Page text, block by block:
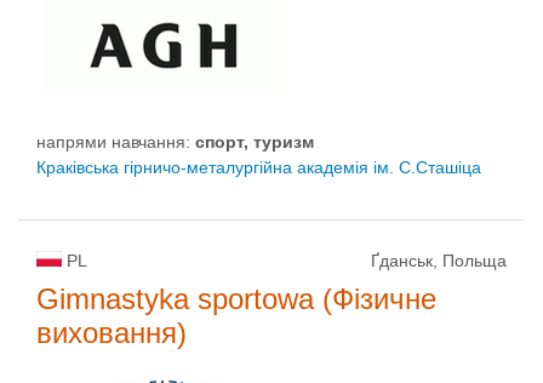
напрями навчання: спорт, туризм
Краківська гірничо-металургійна академія ім. С.Сташіца
PL Ґданськ, Польща
Gimnastyka sportowa (Фізичне
виховання)